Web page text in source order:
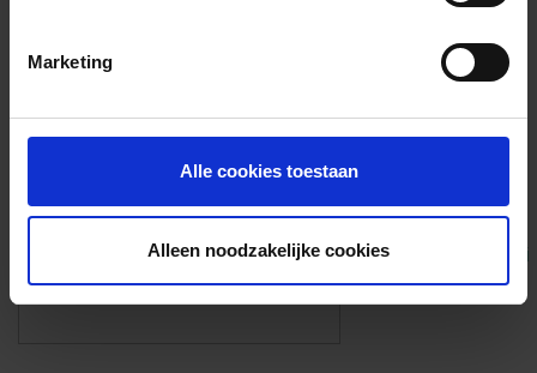
Marketing
Alle cookies toestaan
Alleen noodzakelijke cookies
Foto’s ({{photos.length}})
Eigen foto’s